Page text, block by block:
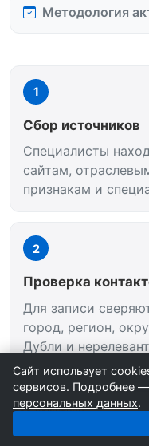
Методология
1
Сбор источников
Специалисты
сайтам,
признакам и
2
Проверка
Для записи
город, регион,
Дубли и
3
Сегментация
666 компаний
Сайт использует
сервисов. Подробнее
персональных данных.